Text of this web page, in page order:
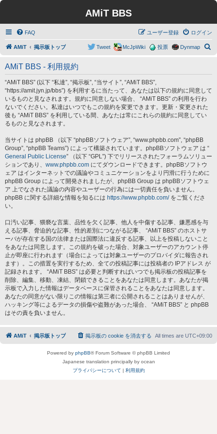
AMiT BBS
FAQ ログイン
ユーザー登録
AMiT 掲示板トップ Dynmap
投票
McJpWiki
Tweet
AMiT BBS - 利用規約
“AMiT BBS” (以下 “私達”, “掲示板”, “当サイト”, “AMiT BBS”,
“https://amit.jyn.jp/bbs”) を利用するに当たって、あなたは以下の規約に同意して
いるものと見なされます。規約に同意しない場合、 “AMiT BBS” の利用を行わ
ないでください。私達はいつでもこの規約を変更できます。更新・変更された
後も “AMiT BBS” を利用している間、あなたは常にこれらの規約に同意してい
るものと見なされます。
当サイトは phpBB （以下 “phpBBソフトウェア”, “www.phpbb.com”, “phpBB
Group”, “phpBB Teams”) によって構築されています。phpBBソフトウェア は “
General Public License” （以下 “GPL”) 下でリリースされたフォーラムソリュー
ションであり、 www.phpbb.com にてダウンロードできます。phpBBソフトウ
ェア はインターネットでの議論やコミュニケーションをより円滑に行うために
phpBB Group によって開発されましたが、phpBB Group は phpBBソフトウェ
ア 上でなされた議論の内容やユーザーの行為には一切責任を負いません。
phpBB に関する詳細な情報を知るには https://www.phpbb.com/をご覧くださ
い。
口汚い記事、猥褻な言葉、品性を欠く記事、他人を中傷する記事、嫌悪感を与
える記事、脅迫的な記事、性的差別につながる記事、 “AMiT BBS” のホストサ
ーバが存在する国の法律または国際法に違反する記事、以上を投稿しないこと
をあなたは同意します。この規約を破った場合、対象ユーザーのアカウント停
止が即座に行われます（場合によっては対象ユーザーのプロバイダに報告され
ます）。この措置を実行するため、全ての投稿記事には投稿者の IPアドレス が
記録されます。 “AMiT BBS” は必要と判断すればいつでも掲示板の投稿記事を
削除、編集、移動、凍結、閉鎖できることをあなたは同意します。あなたが掲
示板で入力した情報はデータベースに保管されることをあなたは同意します。
あなたの同意がない限りこの情報は第三者に公開されることはありませんが、
ハッキング等によるデータの損傷や盗難があった場合、 “AMiT BBS” と phpBB
はその責を負いません。
AMiT 掲示板トップ All times are UTC+09:00
掲示板の cookie を消去する
Powered by phpBB® Forum Software © phpBB Limited
Japanese translation principally by ocean
プライバシーについて | 利用規約